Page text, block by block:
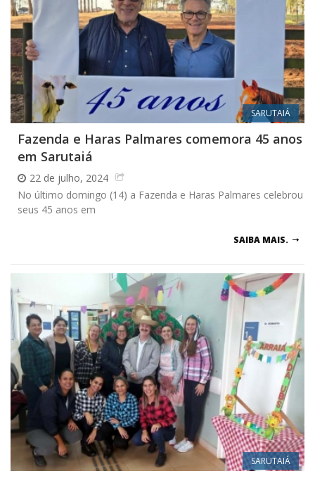
SARUTAIÁ
Fazenda e Haras Palmares comemora 45 anos
em Sarutaiá
22 de julho, 2024
No último domingo (14) a Fazenda e Haras Palmares celebrou
seus 45 anos em
SAIBA MAIS.
SARUTAIÁ